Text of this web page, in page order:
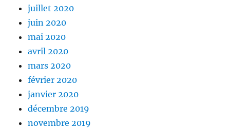
juillet 2020
juin 2020
mai 2020
avril 2020
mars 2020
février 2020
janvier 2020
décembre 2019
novembre 2019